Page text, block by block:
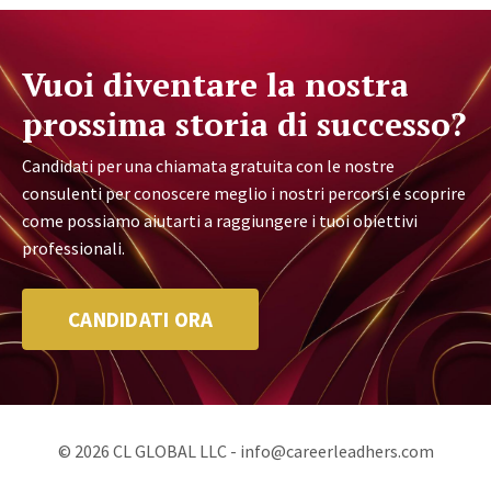
Vuoi diventare la nostra
prossima storia di successo?
Candidati per una chiamata gratuita con le nostre
consulenti per conoscere meglio i nostri percorsi e scoprire
come possiamo aiutarti a raggiungere i tuoi obiettivi
professionali.
CANDIDATI ORA
© 2026 CL GLOBAL LLC - info@careerleadhers.com